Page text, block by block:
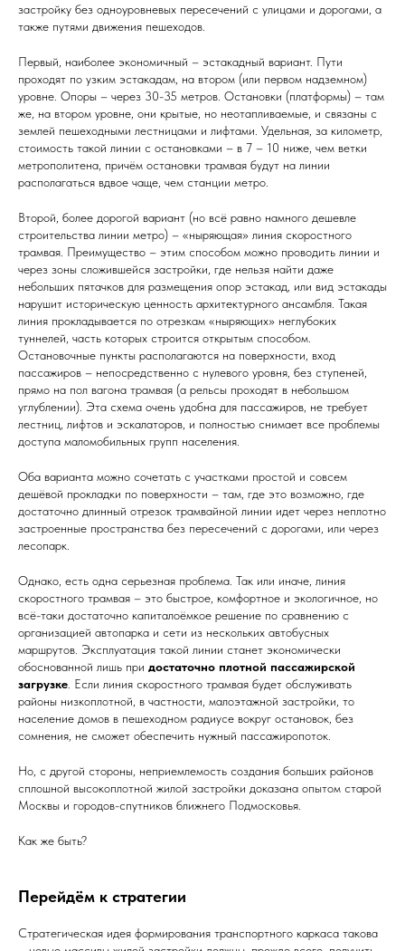
застройку без одноуровневых пересечений с улицами и дорогами, а
также путями движения пешеходов.
Первый, наиболее экономичный – эстакадный вариант. Пути
проходят по узким эстакадам, на втором (или первом надземном)
уровне. Опоры – через 30-35 метров. Остановки (платформы) – там
же, на втором уровне, они крытые, но неотапливаемые, и связаны с
землей пешеходными лестницами и лифтами. Удельная, за километр,
стоимость такой линии с остановками – в 7 – 10 ниже, чем ветки
метрополитена, причём остановки трамвая будут на линии
располагаться вдвое чаще, чем станции метро.
Второй, более дорогой вариант (но всё равно намного дешевле
строительства линии метро) – «ныряющая» линия скоростного
трамвая. Преимущество – этим способом можно проводить линии и
через зоны сложившейся застройки, где нельзя найти даже
небольших пятачков для размещения опор эстакад, или вид эстакады
нарушит историческую ценность архитектурного ансамбля. Такая
линия прокладывается по отрезкам «ныряющих» неглубоких
туннелей, часть которых строится открытым способом.
Остановочные пункты располагаются на поверхности, вход
пассажиров – непосредственно с нулевого уровня, без ступеней,
прямо на пол вагона трамвая (а рельсы проходят в небольшом
углублении). Эта схема очень удобна для пассажиров, не требует
лестниц, лифтов и эскалаторов, и полностью снимает все проблемы
доступа маломобильных групп населения.
Оба варианта можно сочетать с участками простой и совсем
дешёвой прокладки по поверхности – там, где это возможно, где
достаточно длинный отрезок трамвайной линии идет через неплотно
застроенные пространства без пересечений с дорогами, или через
лесопарк.
Однако, есть одна серьезная проблема. Так или иначе, линия
скоростного трамвая – это быстрое, комфортное и экологичное, но
всё-таки достаточно капиталоёмкое решение по сравнению с
организацией автопарка и сети из нескольких автобусных
маршрутов. Эксплуатация такой линии станет экономически
обоснованной лишь при достаточно плотной пассажирской
загрузке . Если линия скоростного трамвая будет обслуживать
районы низкоплотной, в частности, малоэтажной застройки, то
население домов в пешеходном радиусе вокруг остановок, без
сомнения, не сможет обеспечить нужный пассажиропоток.
Но, с другой стороны, неприемлемость создания больших районов
сплошной высокоплотной жилой застройки доказана опытом старой
Москвы и городов-спутников ближнего Подмосковья.
Как же быть?
Перейдём к стратегии
Стратегическая идея формирования транспортного каркаса такова